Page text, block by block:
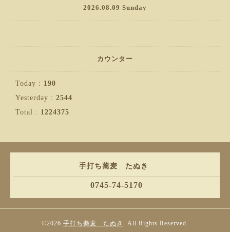
2026.08.09 Sunday
カウンター
Today : 190
Yesterday : 2544
Total : 1224375
手打ち蕎麦 たぬき
0745-74-5170
©2026 手打ち蕎麦 たぬき . All Rights Reserved.